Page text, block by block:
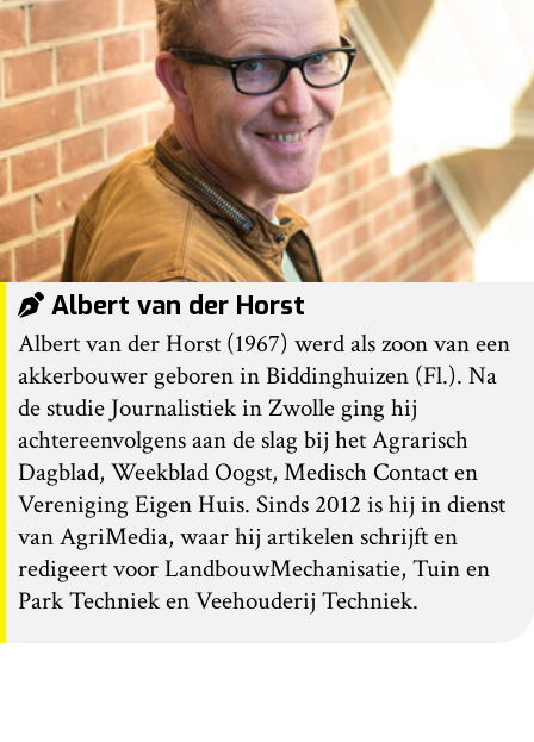
Albert van der Horst
Albert van der Horst (1967) werd als zoon van een
akkerbouwer geboren in Biddinghuizen (Fl.). Na
de studie Journalistiek in Zwolle ging hij
achtereenvolgens aan de slag bij het Agrarisch
Dagblad, Weekblad Oogst, Medisch Contact en
Vereniging Eigen Huis. Sinds 2012 is hij in dienst
van AgriMedia, waar hij artikelen schrijft en
redigeert voor LandbouwMechanisatie, Tuin en
Park Techniek en Veehouderij Techniek.